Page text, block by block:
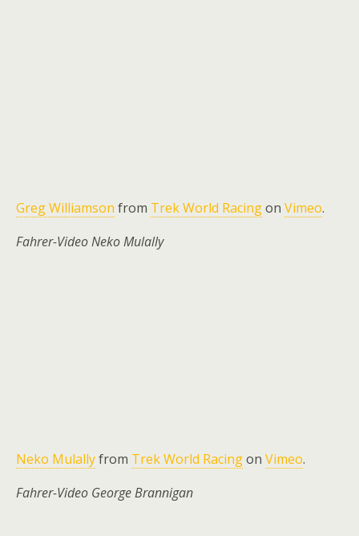
Greg Williamson from Trek World Racingon Vimeo.
Fahrer-Video Neko Mulally
Neko Mulallyfrom Trek World Racingon Vimeo.
Fahrer-Video George Brannigan